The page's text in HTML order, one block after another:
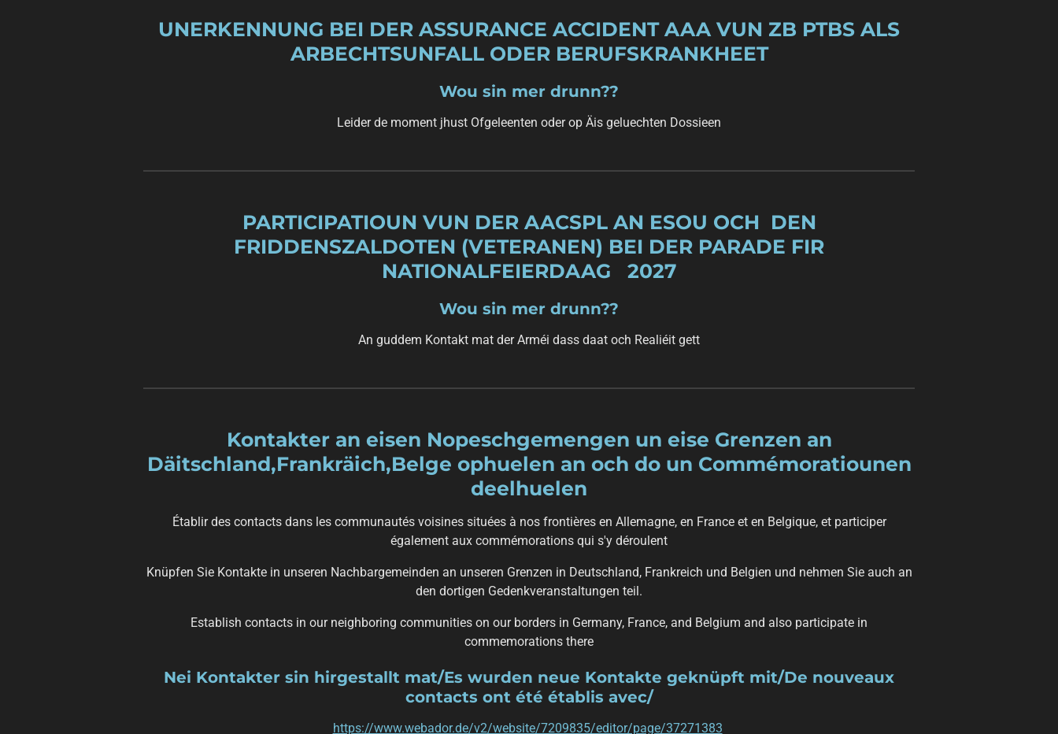
UNERKENNUNG BEI DER ASSURANCE ACCIDENT AAA VUN ZB PTBS ALS
ARBECHTSUNFALL ODER BERUFSKRANKHEET
Wou sin mer drunn??
Leider de moment jhust Ofgeleenten oder op Äis geluechten Dossieen
PARTICIPATIOUN VUN DER AACSPL AN ESOU OCH DEN
FRIDDENSZALDOTEN (VETERANEN) BEI DER PARADE FIR
NATIONALFEIERDAAG 2027
Wou sin mer drunn??
An guddem Kontakt mat der Arméi dass daat och Realiéit gett
Kontakter an eisen Nopeschgemengen un eise Grenzen an
Däitschland,Frankräich,Belge ophuelen an och do un Commémoratiounen
deelhuelen
Établir des contacts dans les communautés voisines situées à nos frontières en Allemagne, en France et en Belgique, et participer
également aux commémorations qui s'y déroulent
Knüpfen Sie Kontakte in unseren Nachbargemeinden an unseren Grenzen in Deutschland, Frankreich und Belgien und nehmen Sie auch an
den dortigen Gedenkveranstaltungen teil.
Establish contacts in our neighboring communities on our borders in Germany, France, and Belgium and also participate in
commemorations there
Nei Kontakter sin hirgestallt mat/Es wurden neue Kontakte geknüpft mit/De nouveaux
contacts ont été établis avec/
https://www.webador.de/v2/website/7209835/editor/page/37271383